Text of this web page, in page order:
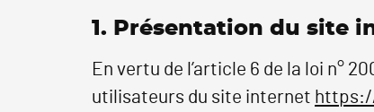
1. Présentation du site
En vertu de l’article 6 de la loi n°
utilisateurs du site internet